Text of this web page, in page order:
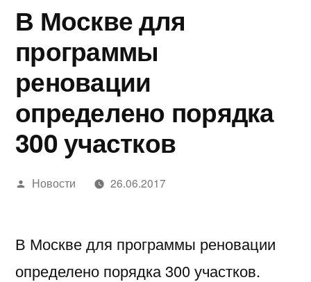
В Москве для
программы
реновации
определено порядка
300 участков
Написано
Новости 26.06.2017
В Москве для программы реновации
определено порядка 300 участков.